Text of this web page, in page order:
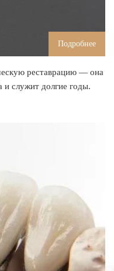
Подробнее
реставрацию — она
и служит долгие годы.